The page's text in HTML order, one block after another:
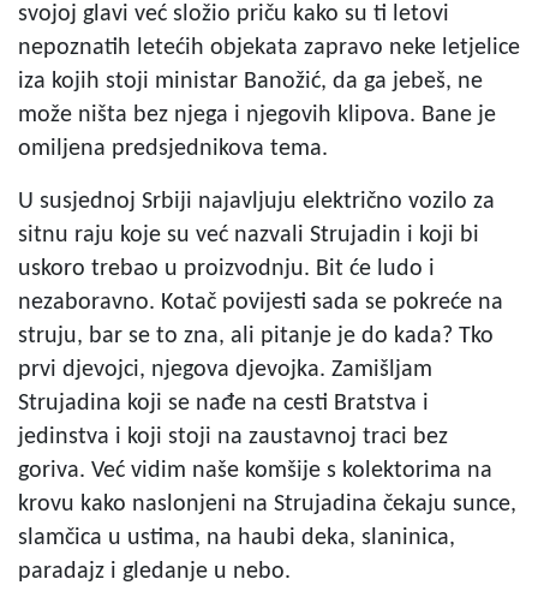
svojoj glavi već složio priču kako su ti letovi
nepoznatih letećih objekata zapravo neke letjelice
iza kojih stoji ministar Banožić, da ga jebeš, ne
može ništa bez njega i njegovih klipova. Bane je
omiljena predsjednikova tema.
U susjednoj Srbiji najavljuju električno vozilo za
sitnu raju koje su već nazvali Strujadin i koji bi
uskoro trebao u proizvodnju. Bit će ludo i
nezaboravno. Kotač povijesti sada se pokreće na
struju, bar se to zna, ali pitanje je do kada? Tko
prvi djevojci, njegova djevojka. Zamišljam
Strujadina koji se nađe na cesti Bratstva i
jedinstva i koji stoji na zaustavnoj traci bez
goriva. Već vidim naše komšije s kolektorima na
krovu kako naslonjeni na Strujadina čekaju sunce,
slamčica u ustima, na haubi deka, slaninica,
paradajz i gledanje u nebo.